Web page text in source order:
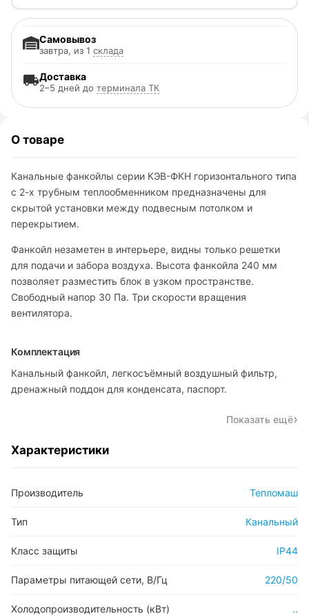
Доставка
2–5 дней до терминала ТК
Самовывоз
завтра, из 1 склада
О товаре
Канальные фанкойлы серии КЭВ-ФКН горизонтального типа
с 2-х трубным теплообменником предназначены для
скрытой установки между подвесным потолком и
перекрытием.
Фанкойл незаметен в интерьере, видны только решетки
для подачи и забора воздуха. Высота фанкойла 240 мм
позволяет разместить блок в узком пространстве.
Свободный напор 30 Па. Три скорости вращения
вентилятора.
Комплектация
Канальный фанкойл, легкосъёмный воздушный фильтр,
дренажный поддон для конденсата, паспорт.
Показать ещё
Характеристики
Производитель Тепломаш
Тип Канальный
Класс защиты IP44
Параметры питающей сети, В/Гц 220/50
Холодопроизводительность (кВт) ..